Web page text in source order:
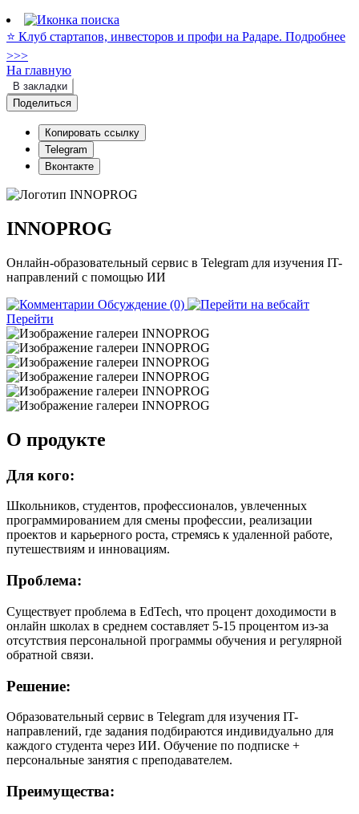
⭐️ Клуб стартапов, инвесторов и профи на Радаре. Подробнее
>>>
На главную
В закладки
Поделиться
Копировать ссылку
Telegram
Вконтакте
INNOPROG
Онлайн-образовательный сервис в Telegram для изучения IT-
направлений с помощью ИИ
Обсуждение (0)
Перейти
О продукте
Для кого:
Школьников, студентов, профессионалов, увлеченных
программированием для смены профессии, реализации
проектов и карьерного роста, стремясь к удаленной работе,
путешествиям и инновациям.
Проблема:
Существует проблема в EdTech, что процент доходимости в
онлайн школах в среднем составляет 5-15 процентом из-за
отсутствия персональной программы обучения и регулярной
обратной связи.
Решение:
Образовательный сервис в Telegram для изучения IT-
направлений, где задания подбираются индивидуально для
каждого студента через ИИ. Обучение по подписке +
персональные занятия с преподавателем.
Преимущества: